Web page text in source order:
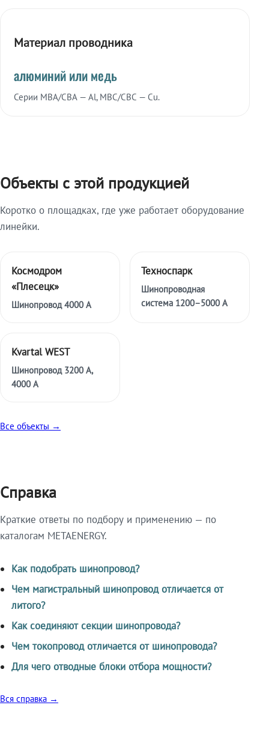
Материал проводника
алюминий или медь
Серии МВА/СВА — Al, МВС/СВС — Cu.
Объекты с этой продукцией
Коротко о площадках, где уже работает оборудование
линейки.
Космодром
«Плесецк»
Шинопровод 4000 А
Техноспарк
Шинопроводная
система 1200–5000 А
Kvartal WEST
Шинопровод 3200 А,
4000 А
Все объекты →
Справка
Краткие ответы по подбору и применению — по
каталогам METAENERGY.
Как подобрать шинопровод?
Чем магистральный шинопровод отличается от
литого?
Как соединяют секции шинопровода?
Чем токопровод отличается от шинопровода?
Для чего отводные блоки отбора мощности?
Вся справка →